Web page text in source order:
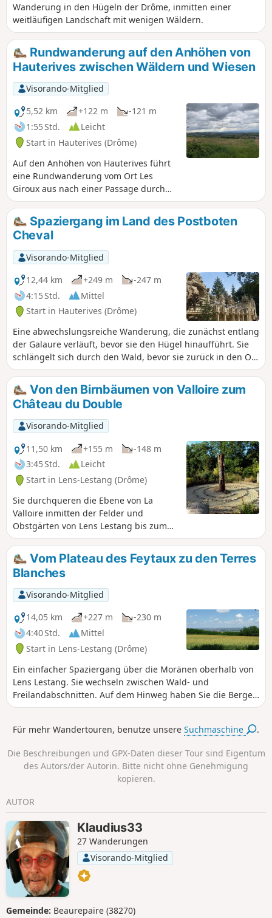
Wanderung in den Hügeln der Drôme, inmitten einer
weitläufigen Landschaft mit wenigen Wäldern.
Rundwanderung auf den Anhöhen von
Hauterives zwischen Wäldern und Wiesen
Visorando-Mitglied
5,52 km
+122 m
-121 m
1:55 Std.
Leicht
Start in Hauterives (Drôme)
Auf den Anhöhen von Hauterives führt
eine Rundwanderung vom Ort Les
Giroux aus nach einer Passage durch
den Wald entlang des Bergrückens mit
schönen Ausblicken auf Tersanne.
Anschließend steigen Sie auf einer
kleinen Straße querfeldein wieder hinab
und beenden die Wanderung erneut
mit einer Passage durch den Wald.
Spaziergang im Land des Postboten
Cheval
Visorando-Mitglied
12,44 km
+249 m
-247 m
4:15 Std.
Mittel
Start in Hauterives (Drôme)
Eine abwechslungsreiche Wanderung, die zunächst entlang
der Galaure verläuft, bevor sie den Hügel hinaufführt. Sie
schlängelt sich durch den Wald, bevor sie zurück in den Ort
Hauterives vor dem Palais Idéal führt. Lesen Sie vor dem
Aufbruch die praktischen Informationen. Es gibt eine Furt
zu überqueren. Wenn Sie möchten, können Sie die Strecke
verkürzen und nur eine 7 km lange Runde machen.
Von den Birnbäumen von Valloire zum
Château du Double
Visorando-Mitglied
11,50 km
+155 m
-148 m
3:45 Std.
Leicht
Start in Lens-Lestang (Drôme)
Sie durchqueren die Ebene von La
Valloire inmitten der Felder und
Obstgärten von Lens Lestang bis zum
Priorat von Manthes. Informationstafeln
geben Ihnen Wissenswertes über
Maulbeerbäume und Birnbäume.
Anschließend steigen Sie zur Madone
de Moras hinauf und kehren auf einem
gut vor der Sonne geschützten Weg
entlang der Moräne zurück. Unterwegs
können Sie das Château du Double
bewundern.
Vom Plateau des Feytaux zu den Terres
Blanches
Visorando-Mitglied
14,05 km
+227 m
-230 m
4:40 Std.
Mittel
Start in Lens-Lestang (Drôme)
Ein einfacher Spaziergang über die Moränen oberhalb von
Lens Lestang. Sie wechseln zwischen Wald- und
Freilandabschnitten. Auf dem Hinweg haben Sie die Berge
des Pilat, der Ardèche und die Ebene von Beaurepaire im
umdrehen, die Gipfel des Vercors, der Alpen, der
Wetter es zulässt...).
Für mehr Wandertouren, benutze unsereSuchmaschine .
Die Beschreibungen und GPX-Daten dieser Tour sind Eigentum
des Autors/der Autorin. Bitte nicht ohne Genehmigung
kopieren.
AUTOR
Klaudius33
27 Wanderungen
Visorando-Mitglied
Gemeinde: Beaurepaire (38270)